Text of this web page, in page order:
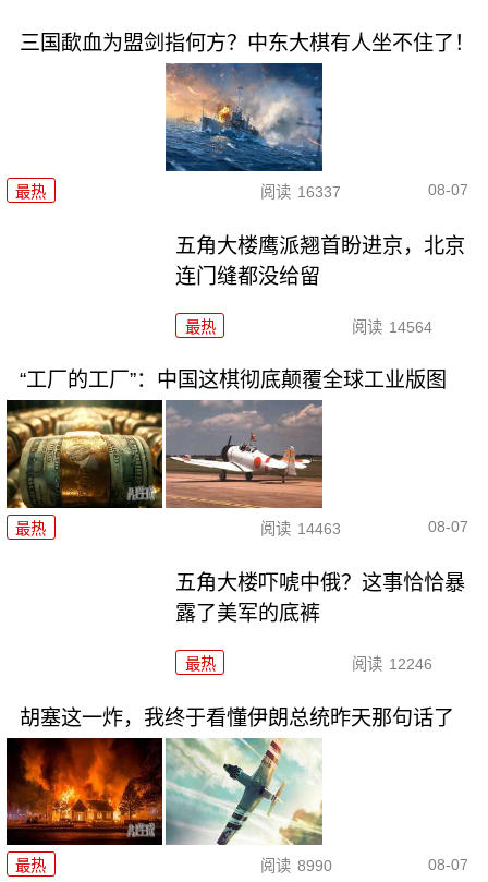
三国歃血为盟剑指何方？中东大棋有人坐不住了！
最热 阅读 16337 08-07
五角大楼鹰派翘首盼进京，北京
连门缝都没给留
最热 阅读 14564
“工厂的工厂”：中国这棋彻底颠覆全球工业版图
最热 阅读 14463 08-07
五角大楼吓唬中俄？这事恰恰暴
露了美军的底裤
最热 阅读 12246
胡塞这一炸，我终于看懂伊朗总统昨天那句话了
最热 阅读 8990 08-07